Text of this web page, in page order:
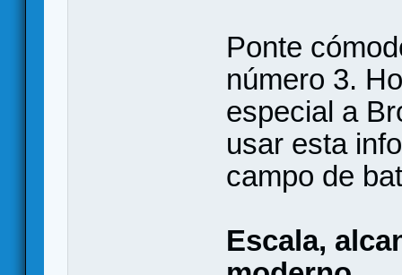
Ponte
número 3.
especial a
usar esta
campo de
Escala,